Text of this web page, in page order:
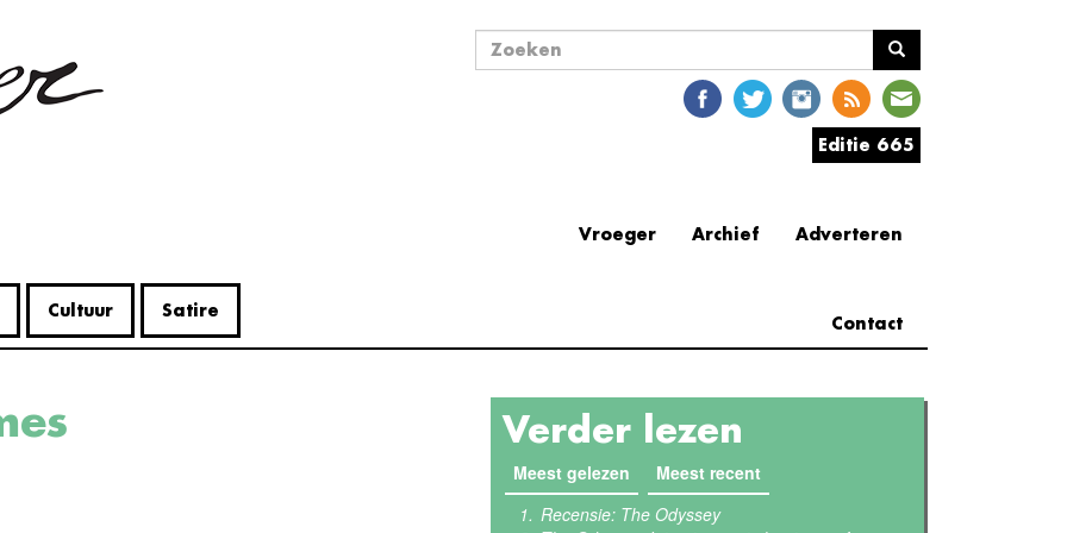
Cultuur Satire
Zoekveld
Editie 665
Adverteren
Archief
Vroeger
Contact
Verder lezen
Meest gelezen (actieve tabblad)
Meest recent
Recensie: The Odyssey